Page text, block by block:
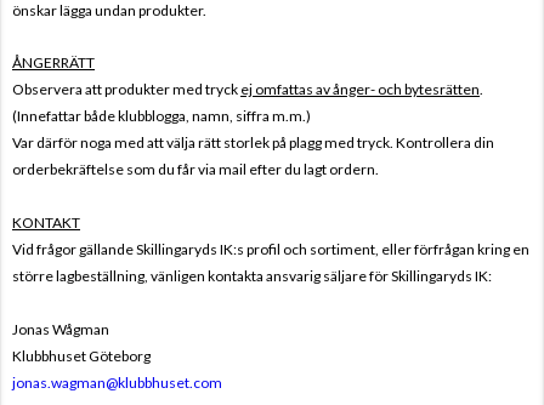
önskar lägga undan produkter.
ÅNGERRÄTT
Observera att produkter med tryck ej omfattas av ånger- och bytesrätten.
(Innefattar både klubblogga, namn, siffra m.m.)
Var därför noga med att välja rätt storlek på plagg med tryck. Kontrollera din
orderbekräftelse som du får via mail efter du lagt ordern.
KONTAKT
Vid frågor gällande Skillingaryds IK:s profil och sortiment, eller förfrågan kring en
större lagbeställning, vänligen kontakta ansvarig säljare för Skillingaryds IK:
Jonas Wågman
Klubbhuset Göteborg
jonas.wagman@klubbhuset.com